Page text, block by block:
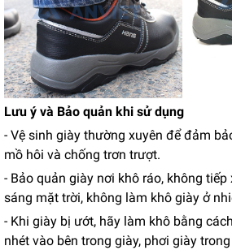
Lưu ý và Bảo quản khi sử dụng
- Vệ sinh giày thường xuyên để đảm
mồ hôi và chống trơn trượt.
- Bảo quản giày nơi khô ráo, không
sáng mặt trời, không làm khô giày ở
- Khi giày bị ướt, hãy làm khô bằng
nhét vào bên trong giày, phơi giày